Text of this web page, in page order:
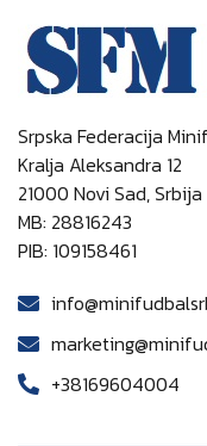
Srpska Federacija
Kralja Aleksandra 12
21000 Novi Sad, Srbija
MB: 28816243
PIB: 109158461
+38169604004